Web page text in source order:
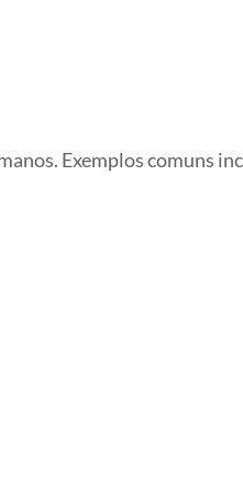
Exemplos comuns